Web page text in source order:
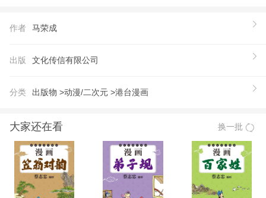
作者 马荣成
出版 文化传信有限公司
分类 出版物 >动漫/二次元 >港台漫画
大家还在看 换一批